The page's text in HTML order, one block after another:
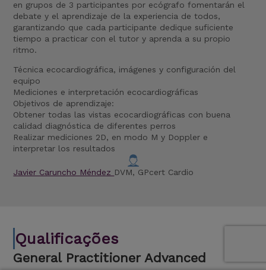
en grupos de 3 participantes por ecógrafo fomentarán el
debate y el aprendizaje de la experiencia de todos,
garantizando que cada participante dedique suficiente
tiempo a practicar con el tutor y aprenda a su propio
ritmo.
Técnica ecocardiográfica, imágenes y configuración del
equipo
Mediciones e interpretación ecocardiográficas
Objetivos de aprendizaje:
Obtener todas las vistas ecocardiográficas con buena
calidad diagnóstica de diferentes perros
Realizar mediciones 2D, en modo M y Doppler e
interpretar los resultados
Javier Caruncho Méndez DVM, GPcert Cardio
Qualificações
General Practitioner Advanced